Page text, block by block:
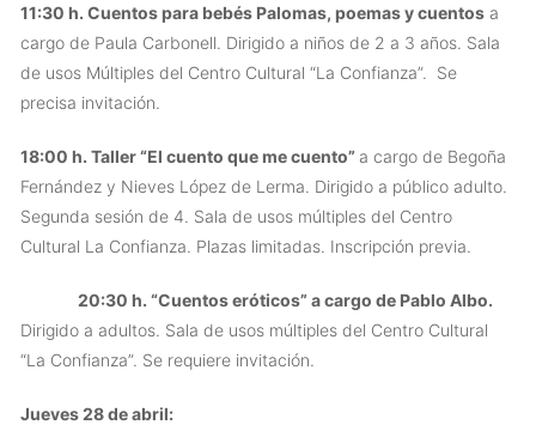
11:30 h. Cuentos para bebés Palomas, poemas y cuentos a
cargo de Paula Carbonell. Dirigido a niños de 2 a 3 años. Sala
de usos Múltiples del Centro Cultural “La Confianza”. Se
precisa invitación.
18:00 h. Taller “El cuento que me cuento” a cargo de Begoña
Fernández y Nieves López de Lerma. Dirigido a público adulto.
Segunda sesión de 4. Sala de usos múltiples del Centro
Cultural La Confianza. Plazas limitadas. Inscripción previa.
20:30 h. “Cuentos eróticos” a cargo de Pablo Albo.
Dirigido a adultos. Sala de usos múltiples del Centro Cultural
“La Confianza”. Se requiere invitación.
Jueves 28 de abril: